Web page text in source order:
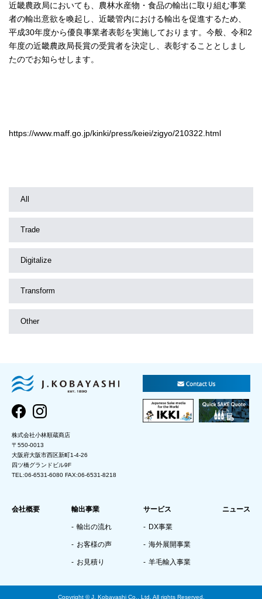
近畿農政局においても、農林水産物・食品の輸出に取り組む事業
者の輸出意欲を喚起し、近畿管内における輸出を促進するため、
平成30年度から優良事業者表彰を実施しております。今般、令和2
年度の近畿農政局長賞の受賞者を決定し、表彰することとしまし
たのでお知らせします。
https://www.maff.go.jp/kinki/press/keiei/zigyo/210322.html
All
Trade
Digitalize
Transform
Other
株式会社小林順蔵商店
〒550-0013
大阪府大阪市西区新町1-4-26
四ツ橋グランドビル9F
TEL:06-6531-6080 FAX:06-6531-8218
会社概要 輸出事業
輸出の流れ
お客様の声
お見積り
サービス
DX事業
海外展開事業
羊毛輸入事業
ニュース
Copyright © J. Kobayashi Co., Ltd. All rights Reserved.